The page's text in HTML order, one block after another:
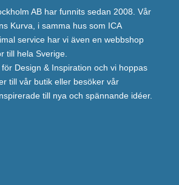
AB har funnits sedan 2008. Vår
Kurva, i samma hus som ICA
service har vi även en webbshop
till hela Sverige.
Design & Inspiration och vi hoppas
till vår butik eller besöker vår
till nya och spännande idéer.